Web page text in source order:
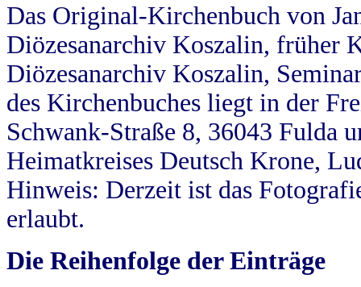
Das Original-Kirchenbuch von
Diözesanarchiv Koszalin, früher
Diözesanarchiv Koszalin,
des Kirchenbuches liegt in der
Schwank-Straße 8, 36043 Fulda
Heimatkreises Deutsch Krone,
Hinweis: Derzeit ist das
erlaubt.
Die Reihenfolge der Einträge